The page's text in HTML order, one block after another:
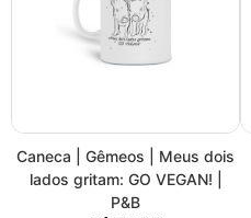
Caneca | Câncer | Animais
são amigos, não comida! |
P&B
R$ 54,90